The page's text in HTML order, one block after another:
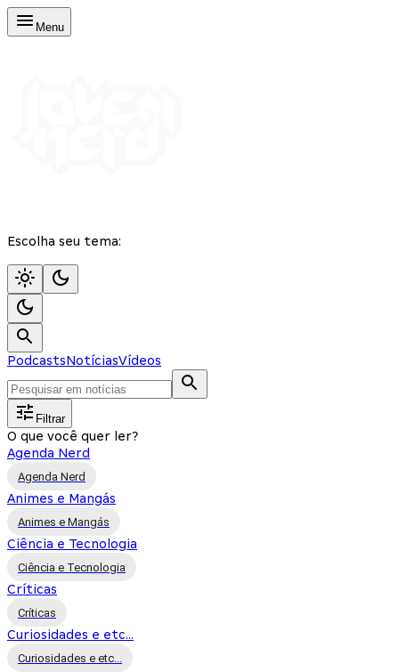
Menu
Escolha seu tema:
PodcastsNotíciasVídeos
Filtrar
O que você quer ler?
Agenda Nerd
Agenda Nerd
Animes e Mangás
Animes e Mangás
Ciência e Tecnologia
Ciência e Tecnologia
Críticas
Críticas
Curiosidades e etc...
Curiosidades e etc...